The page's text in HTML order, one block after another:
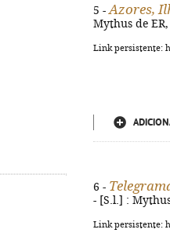
5 - Azores,
Mythus de
Link persistente:
6 -
- [S.l.] :
Link persistente: